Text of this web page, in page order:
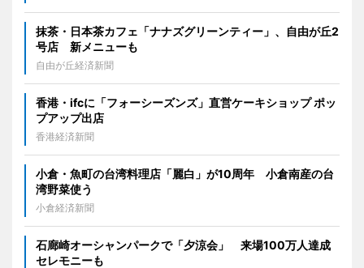
抹茶・日本茶カフェ「ナナズグリーンティー」、自由が丘2
号店 新メニューも
自由が丘経済新聞
香港・ifcに「フォーシーズンズ」直営ケーキショップ ポッ
プアップ出店
香港経済新聞
小倉・魚町の台湾料理店「麗白」が10周年 小倉南産の台
湾野菜使う
小倉経済新聞
石廊崎オーシャンパークで「夕涼会」 来場100万人達成
セレモニーも